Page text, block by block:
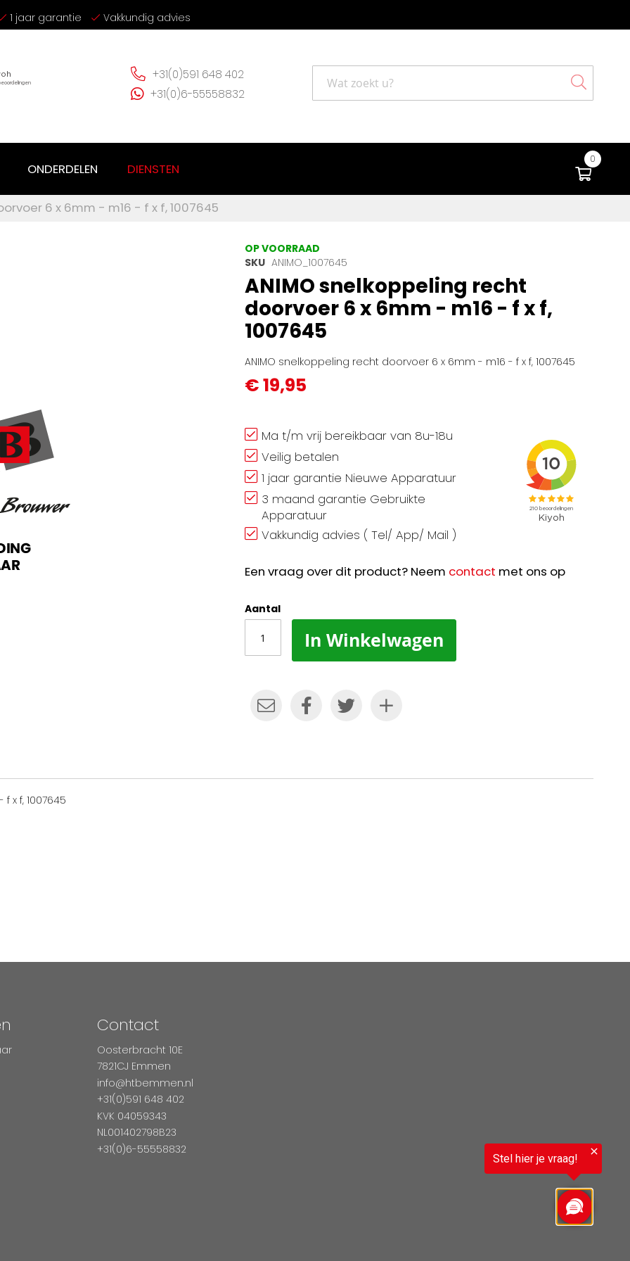
1 jaar garantie Vakkundig advies
+31(0)591 648 402
+31(0)6-55558832
Search
0
ONDERDELEN DIENSTEN
6 x 6mm - m16 - f x f, 1007645
OP VOORRAAD
SKU ANIMO_1007645
ANIMO snelkoppeling recht
doorvoer 6 x 6mm - m16 - f x f,
1007645
ANIMO snelkoppeling recht doorvoer 6 x 6mm - m16 - f x f, 1007645
€ 19,95
Ma t/m vrij bereikbaar van 8u-18u
Veilig betalen
1 jaar garantie Nieuwe Apparatuur
3 maand garantie Gebruikte
Apparatuur
Vakkundig advies ( Tel/ App/ Mail )
Een vraag over dit product? Neem contact met ons op
Aantal
In Winkelwagen
x f, 1007645
Contact
Oosterbracht 10E
7821CJ Emmen
info@htbemmen.nl
+31(0)591 648 402
KVK 04059343
NL001402798B23
+31(0)6-55558832